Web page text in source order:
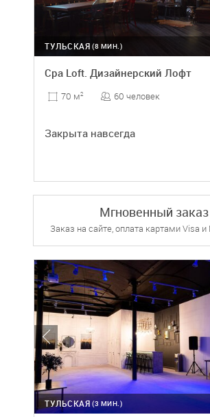
(8 МИН.)
ТУЛЬСКАЯ
Cpa Loft. Дизайнерский Лофт
70 м2 60 человек
Закрыта навсегда
Мгновенный заказ
Заказ на сайте, оплата картами Visa и
(3 МИН.)
ТУЛЬСКАЯ